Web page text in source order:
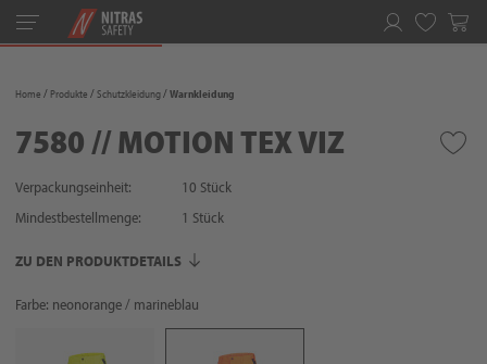
Toggle
navigation
Home Produkte Schutzkleidung Warnkleidung
7580 // MOTION TEX VIZ
Verpackungseinheit:
10 Stück
Mindestbestellmenge:
1 Stück
ZU DEN PRODUKTDETAILS
Farbe: neonorange / marineblau